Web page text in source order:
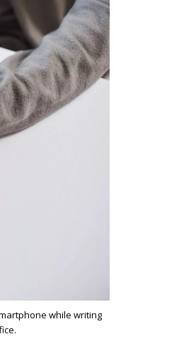
while writing